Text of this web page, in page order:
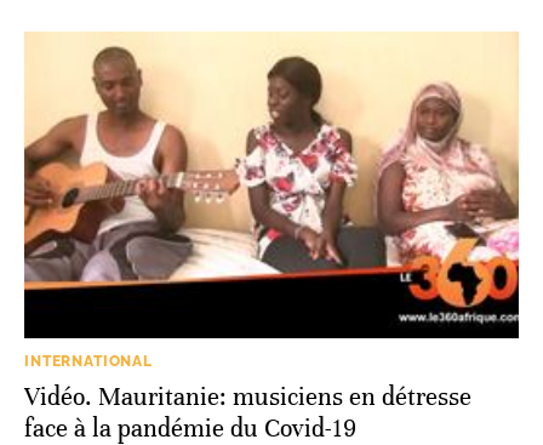
INTERNATIONAL
Vidéo. Mauritanie: musiciens en détresse
face à la pandémie du Covid-19